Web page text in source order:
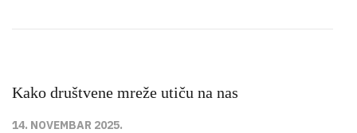
Kako društvene mreže utiču na nas
14. NOVEMBAR 2025.